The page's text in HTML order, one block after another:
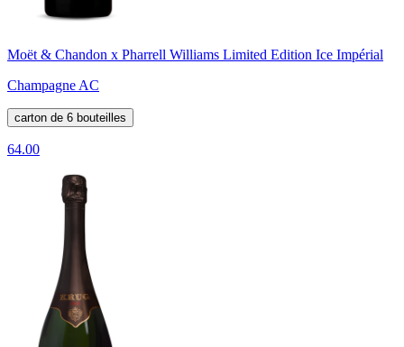
Moët & Chandon x Pharrell Williams Limited Edition Ice Impérial
Champagne AC
carton de 6 bouteilles
64.00